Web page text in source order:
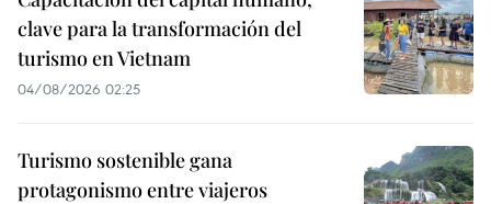
clave para la transformación del
turismo en Vietnam
04/08/2026 02:25
Turismo sostenible gana
protagonismo entre viajeros